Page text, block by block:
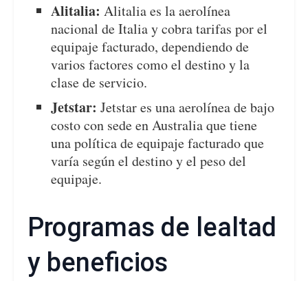
Alitalia: Alitalia es la aerolínea
nacional de Italia y cobra tarifas por el
equipaje facturado, dependiendo de
varios factores como el destino y la
clase de servicio.
Jetstar: Jetstar es una aerolínea de bajo
costo con sede en Australia que tiene
una política de equipaje facturado que
varía según el destino y el peso del
equipaje.
Programas de lealtad
y beneficios